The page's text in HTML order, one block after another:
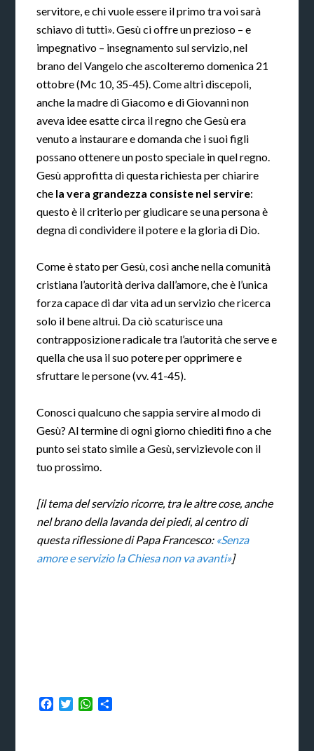
servitore, e chi vuole essere il primo tra voi sarà
schiavo di tutti». Gesù ci offre un prezioso – e
impegnativo – insegnamento sul servizio, nel
brano del Vangelo che ascolteremo domenica 21
ottobre (Mc 10, 35-45). Come altri discepoli,
anche la madre di Giacomo e di Giovanni non
aveva idee esatte circa il regno che Gesù era
venuto a instaurare e domanda che i suoi figli
possano ottenere un posto speciale in quel regno.
Gesù approfitta di questa richiesta per chiarire
che la vera grandezza consiste nel servire:
questo è il criterio per giudicare se una persona è
degna di condividere il potere e la gloria di Dio.
Come è stato per Gesù, così anche nella comunità
cristiana l’autorità deriva dall’amore, che è l’unica
forza capace di dar vita ad un servizio che ricerca
solo il bene altrui. Da ciò scaturisce una
contrapposizione radicale tra l’autorità che serve e
quella che usa il suo potere per opprimere e
sfruttare le persone (vv. 41-45).
Conosci qualcuno che sappia servire al modo di
Gesù? Al termine di ogni giorno chiediti fino a che
punto sei stato simile a Gesù, servizievole con il
tuo prossimo.
[il tema del servizio ricorre, tra le altre cose, anche
nel brano della lavanda dei piedi, al centro di
questa riflessione di Papa Francesco: «Senza
amore e servizio la Chiesa non va avanti»]
Facebook
TwitterWhatsApp